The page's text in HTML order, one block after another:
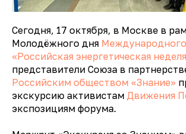
Сегодня, 17 октября, в Москве в
Молодёжного дня
«Российская энергетическая
представители Союза в
Российским обществом «Знание»
экскурсию активистам Движения
экспозициям форума.